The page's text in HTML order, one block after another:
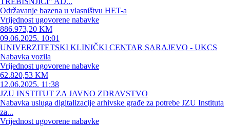
Održavanje bazena u vlasništvu HET-a
Vrijednost ugovorene nabavke
886.973,20 KM
09.06.2025. 10:01
UNIVERZITETSKI KLINIČKI CENTAR SARAJEVO - UKCS
Nabavka vozila
Vrijednost ugovorene nabavke
62.820,53 KM
12.06.2025. 11:38
JZU INSTITUT ZA JAVNO ZDRAVSTVO
Nabavka usluga digitalizacije arhivske građe za potrebe JZU Instituta
za...
Vrijednost ugovorene nabavke